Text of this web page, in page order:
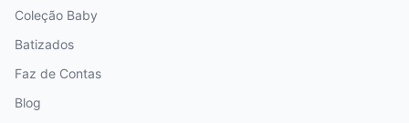
Coleção Baby
Batizados
Faz de Contas
Blog